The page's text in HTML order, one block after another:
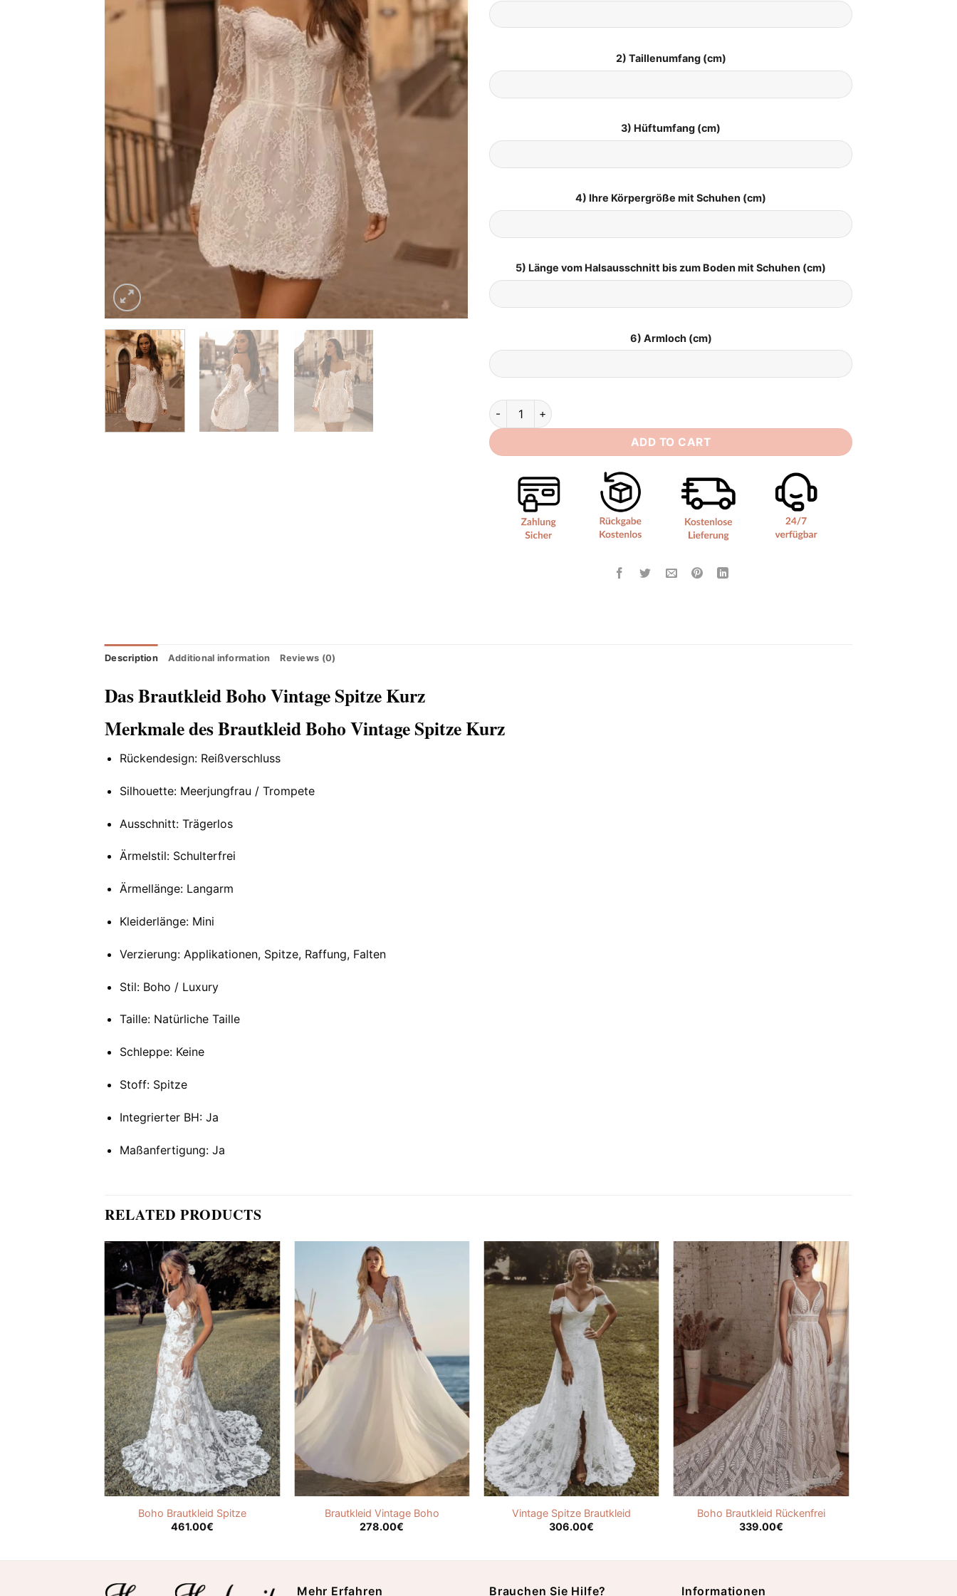
2) Taillenumfang (cm)
3) Hüftumfang (cm)
4) Ihre Körpergröße mit Schuhen (cm)
5) Länge vom Halsausschnitt bis zum Boden mit Schuhen (cm)
6) Armloch (cm)
Brautkleid Boho Vintage Spitze Kurz quantity
ADD TO CART
Description Additional information Reviews (0)
Das Brautkleid Boho Vintage Spitze Kurz
Merkmale des Brautkleid Boho Vintage Spitze Kurz
Rückendesign: Reißverschluss
Silhouette: Meerjungfrau / Trompete
Ausschnitt: Trägerlos
Ärmelstil: Schulterfrei
Ärmellänge: Langarm
Kleiderlänge: Mini
Verzierung: Applikationen, Spitze, Raffung, Falten
Stil: Boho / Luxury
Taille: Natürliche Taille
Schleppe: Keine
Stoff: Spitze
Integrierter BH: Ja
Maßanfertigung: Ja
RELATED PRODUCTS
Boho Brautkleid Spitze
461.00€
Brautkleid Vintage Boho
278.00€
Vintage Spitze Brautkleid
306.00€
Boho Brautkleid Rückenfrei
339.00€
Mehr Erfahren Brauchen Sie Hilfe? Informationen